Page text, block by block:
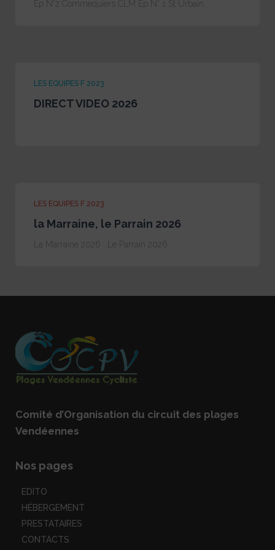
Ep N°2 Commequiers CLM Ep N° 1 St Urbain
LES EQUIPES F 2023
DIRECT VIDEO 2026
LES EQUIPES F 2023
la Marraine, le Parrain 2026
La Marraine 2026 : Le Parrain 2026
Comité d’Organisation du circuit des plages
Vendéennes
Nos pages
EDITO
HÉBERGEMENT
PRESTATAIRES
CONTACTS